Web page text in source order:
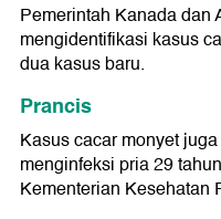
Pemerintah Kanada dan
mengidentifikasi kasus
dua kasus baru.
Prancis
Kasus cacar monyet
menginfeksi pria 29
Kementerian Kesehatan